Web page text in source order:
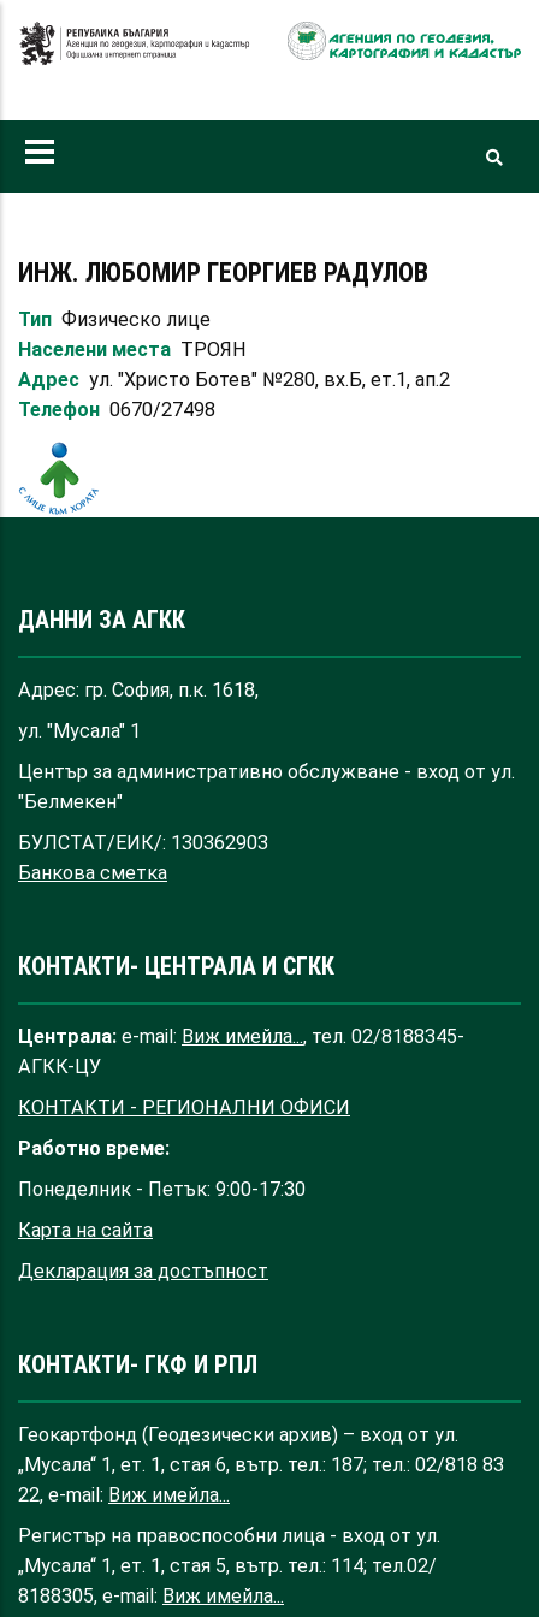
към
ИНЖ. ЛЮБОМИР ГЕОРГИЕВ РАДУЛОВ
Тип Физическо лице
Населени места ТРОЯН
Адрес ул. "Христо Ботев" №280, вх.Б, ет.1, ап.2
Телефон 0670/27498
ДАННИ ЗА АГКК
Адрес: гр. София, п.к. 1618,
ул. "Мусала" 1
Център за административно обслужване - вход от ул.
"Белмекен"
БУЛСТАТ/ЕИК/: 130362903
Банкова сметка
КОНТАКТИ- ЦЕНТРАЛА И СГКК
Централа: e-mail: Виж имейла..., тел. 02/8188345-
АГКК-ЦУ
КОНТАКТИ - РЕГИОНАЛНИ ОФИСИ
Работно време:
Понеделник - Петък: 9:00-17:30
Карта на сайта
Декларация за достъпност
КОНТАКТИ- ГКФ И РПЛ
Геокартфонд (Геодезически архив) – вход от ул.
„Мусала“ 1, ет. 1, стая 6, вътр. тел.: 187; тел.: 02/818 83
22, e-mail: Виж имейла...
Регистър на правоспособни лица - вход от ул.
„Мусала“ 1, ет. 1, стая 5, вътр. тел.: 114; тел.02/
8188305, e-mail: Виж имейла...